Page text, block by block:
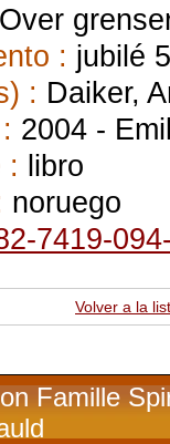
Over
: jubilé
: Daiker,
2004 -
: libro
noruego
7419-
Volver a la
Famille